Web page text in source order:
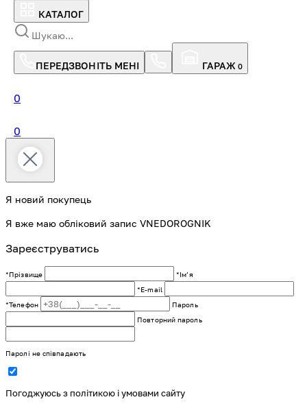
КАТАЛОГ
ПЕРЕДЗВОНІТЬ МЕНІ ГАРАЖ 0
0
0
Я новий покупець
Я вже маю обліковий запис VNEDOROGNIK
Зареєструватись
*Прізвище
*Імʼя
*E-mail
*Телефон
Пароль
Повторний пароль
Паролі не співпадають
Погоджуюсь з політикою і умовами сайту